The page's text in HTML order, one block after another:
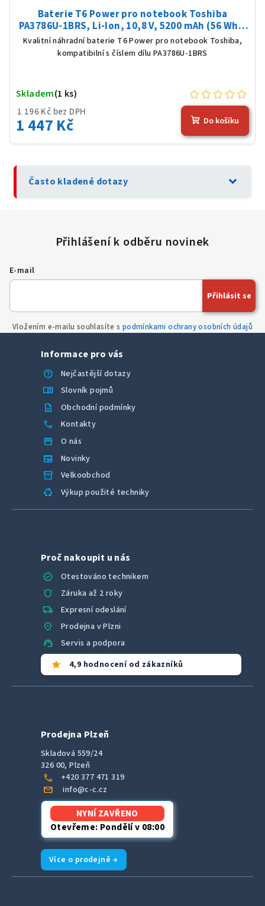
Baterie T6 Power pro notebook Toshiba
PA3786U-1BRS, Li-Ion, 10,8 V, 5200 mAh (56 Wh),
černá
Kvalitní náhradní baterie T6 Power pro notebook Toshiba,
kompatibilní s číslem dílu PA3786U-1BRS
1 196 Kč bez DPH
1 447 Kč
Skladem(1 ks)
Do košíku
Často kladené dotazy expand_more
E-mail
Vložením e-mailu souhlasíte s podmínkami ochrany osobních údajů
Přihlásit se
Informace pro vás
help
Nejčastější dotazy
menu_book Slovník pojmů
description Obchodní podmínky
call Kontakty
storefront O nás
newspaper Novinky
inventory_2 Velkoobchod
recycling Výkup použité techniky
Proč nakoupit u nás
verified
Otestováno technikem
shield Záruka až 2 roky
local_shipping Expresní odeslání
location_on Prodejna v Plzni
support_agent Servis a podpora
star 4,9 hodnocení od zákazníků
Prodejna Plzeň
Skladová 559/24
326 00, Plzeň
call +420 377 471 319
mail info@c-c.cz
NYNÍ ZAVŘENO
Otevřeme: Pondělí v 08:00
Více o prodejně →